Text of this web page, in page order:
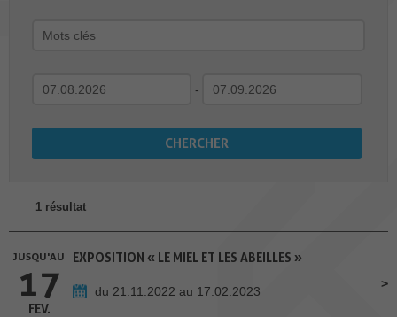
-
1 résultat
JUSQU'AU
17
FEV.
EXPOSITION « LE MIEL ET LES ABEILLES »
du 21.11.2022 au 17.02.2023